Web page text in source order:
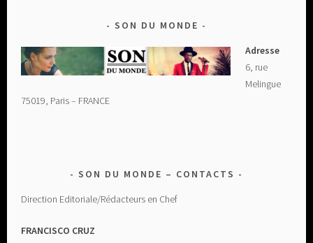
SON DU MONDE
Adresse
6, rue
Melingue
75019, Paris – FRANCE
SON DU MONDE – CONTACTS
Direction Editoriale/Rédacteurs en Chef
FRANCISCO CRUZ